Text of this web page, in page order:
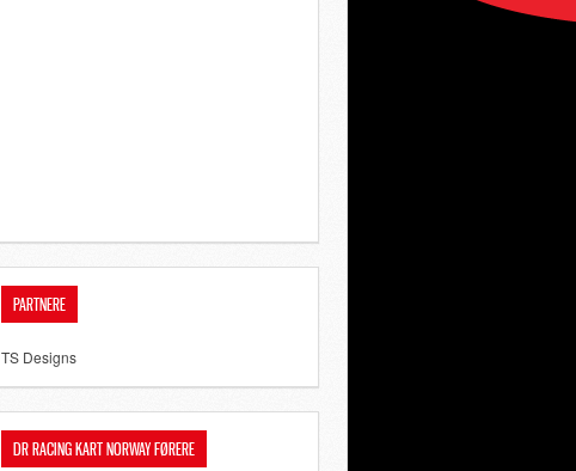
PARTNERE
TS Designs
DR RACING KART NORWAY FØRERE